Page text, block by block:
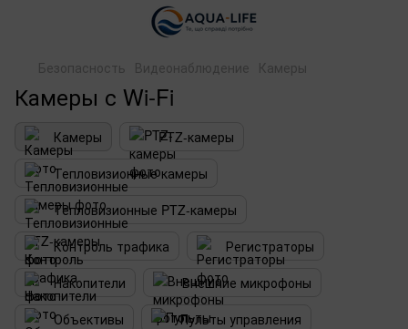
Безопасность Видеонаблюдение Камеры
Камеры с Wi-Fi
Камеры
PTZ-камеры
Тепловизионные камеры
Тепловизионные PTZ-камеры
Контроль трафика
Регистраторы
Накопители
Внешние микрофоны
Объективы
Пульты управления